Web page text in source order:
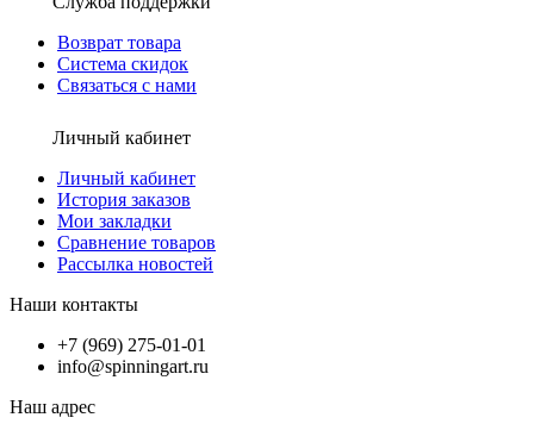
Возврат товара
Система скидок
Связаться с нами
Личный кабинет
Личный кабинет
История заказов
Мои закладки
Сравнение товаров
Рассылка новостей
Наши контакты
+7 (969) 275-01-01
info@spinningart.ru
Наш адрес